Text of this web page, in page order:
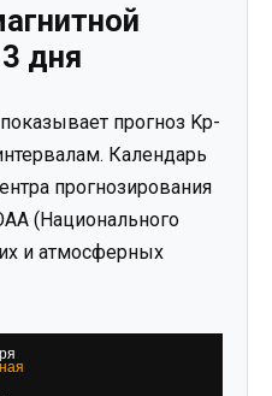
дня
прогноз Kp-
Календарь
прогнозирования
(Национального
и атмосферных